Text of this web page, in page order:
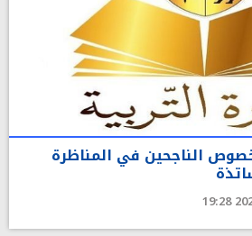
الناجحين في المناظرة